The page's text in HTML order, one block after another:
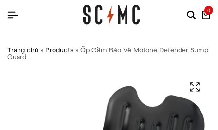
0
Trang chủ » Products » Ốp Gầm Bảo Vệ Motone Defender Sump
Guard